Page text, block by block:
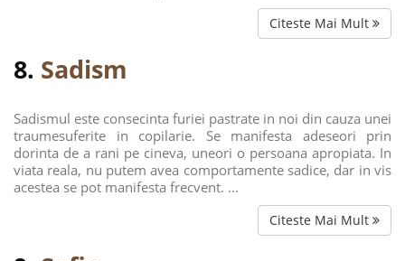
Citeste Mai Mult
8. Sadism
Sadismul este consecinta furiei pastrate in noi din cauza unei
traumesuferite in copilarie. Se manifesta adeseori prin
dorinta de a rani pe cineva, uneori o persoana apropiata. In
viata reala, nu putem avea comportamente sadice, dar in vis
acestea se pot manifesta frecvent. ...
Citeste Mai Mult